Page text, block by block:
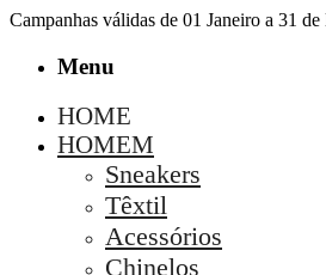
Campanhas válidas de 01 Janeiro a 31
Menu
HOME
HOMEM
Sneakers
Têxtil
Acessórios
Chinelos